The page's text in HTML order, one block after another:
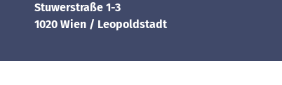
Stuwerstraße 1-3
1020 Wien / Leopoldstadt